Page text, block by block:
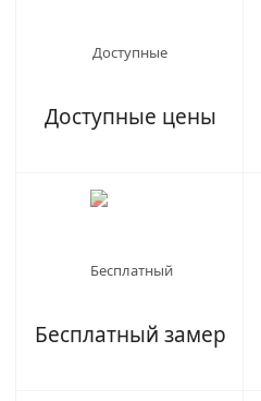
Доступные цены
Бесплатный замер